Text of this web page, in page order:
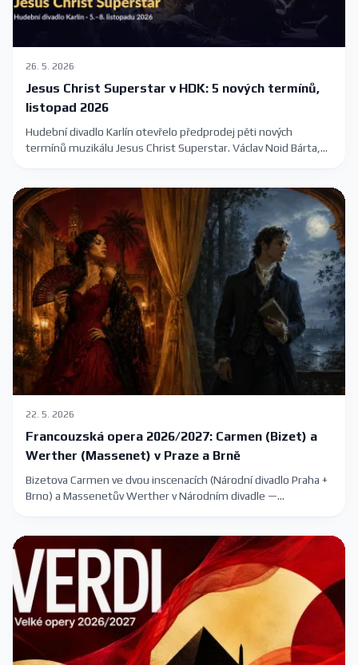
26. 5. 2026
Jesus Christ Superstar v HDK: 5 nových termínů,
listopad 2026
Hudební divadlo Karlín otevřelo předprodej pěti nových
termínů muzikálu Jesus Christ Superstar. Václav Noid Bárta,
22. 5. 2026
Francouzská opera 2026/2027: Carmen (Bizet) a
Werther (Massenet) v Praze a Brně
Bizetova Carmen ve dvou inscenacích (Národní divadlo Praha +
Brno) a Massenetův Werther v Národním divadle —